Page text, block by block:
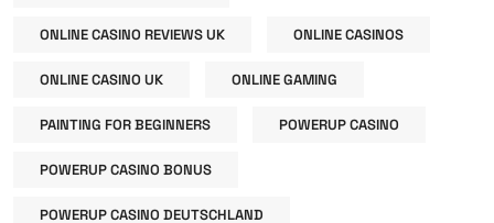
ONLINE CASINO REVIEWS UK ONLINE CASINOS
ONLINE CASINO UK ONLINE GAMING
PAINTING FOR BEGINNERS POWERUP CASINO
POWERUP CASINO BONUS
POWERUP CASINO DEUTSCHLAND